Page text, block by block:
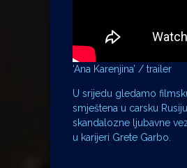
‘Ana Karenjina’ / trailer
U srijedu gledamo
smještena u carsku
skandalozne ljubavne
u karijeri Grete Garbo.